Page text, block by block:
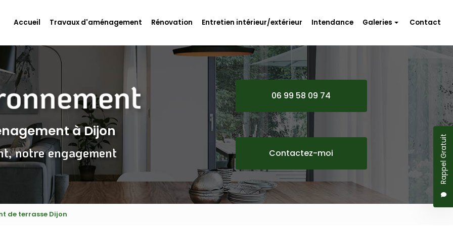
Rappel Gratuit
Accueil Travaux d'aménagement Rénovation Entretien intérieur/extérieur Intendance Galeries
Entretien intérieur/extérieur
Intendance
Contact
à Dijon
notre engagement
06 99 58 09 74
Contactez-moi
de terrasse Dijon